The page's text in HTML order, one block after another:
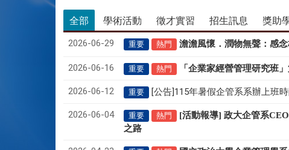
全部 學術活動 徵才實習 招生訊息 獎助
2026-06-29 重要 熱門 澹澹風懷．潤物無聲： 感
2026-06-16 重要 熱門 「企業家經營管理研究班
2026-06-12 重要 [公告]115年暑假企管系系辦上班
2026-06-04 重要 熱門
[活動報導] 政大企管系
之路